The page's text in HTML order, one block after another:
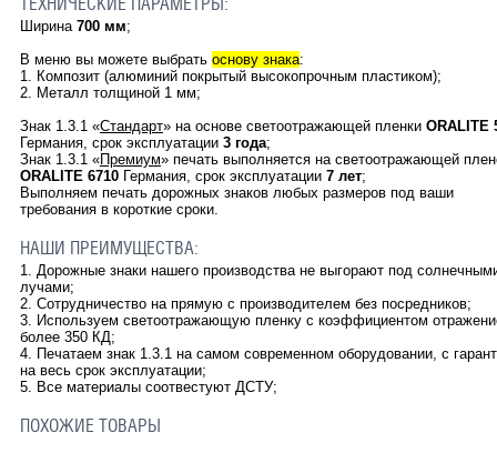
ТЕХНИЧЕСКИЕ ПАРАМЕТРЫ:
Ширина 700 мм;
В меню вы можете выбрать основу знака:
1. Композит (алюминий покрытый высокопрочным пластиком);
2. Металл толщиной 1 мм;
Знак 1.3.1 «Стандарт» на основе светоотражающей пленки ORALITE
Германия, срок эксплуатации 3 года;
Знак 1.3.1 «Премиум» печать выполняется на светоотражающей
ORALITE 6710Германия, срок эксплуатации 7 лет;
Выполняем печать дорожных знаков любых размеров под ваши
требования в короткие сроки.
НАШИ ПРЕИМУЩЕСТВА:
1. Дорожные знаки нашего производства не выгорают под
лучами;
2. Сотрудничество на прямую с производителем без посредников;
3. Используем светоотражающую пленку с коэффициентом
более 350 КД;
4. Печатаем знак 1.3.1 на самом современном оборудовании, с
на весь срок эксплуатации;
5. Все материалы соотвестуют ДСТУ;
ПОХОЖИЕ ТОВАРЫ